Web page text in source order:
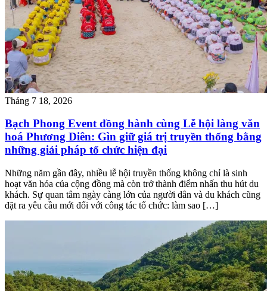
Tháng 7 18, 2026
Bạch Phong Event đồng hành cùng Lễ hội làng văn
hoá Phương Diên: Gìn giữ giá trị truyền thống bằng
những giải pháp tổ chức hiện đại
Những năm gần đây, nhiều lễ hội truyền thống không chỉ là sinh
hoạt văn hóa của cộng đồng mà còn trở thành điểm nhấn thu hút du
khách. Sự quan tâm ngày càng lớn của người dân và du khách cũng
đặt ra yêu cầu mới đối với công tác tổ chức: làm sao […]